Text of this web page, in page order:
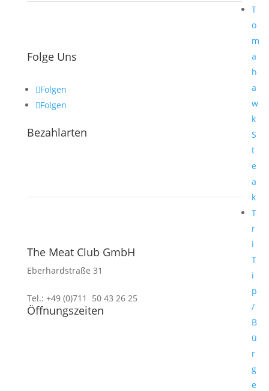
T
o
m
a
h
a
w
k
S
t
e
a
k
T
r
i
T
i
p
/
B
ü
r
g
e
Folge Uns
Folgen
Folgen
Bezahlarten
The Meat Club GmbH
Eberhardstraße 31
Tel.: +49 (0)711 50 43 26 25
Öffnungszeiten